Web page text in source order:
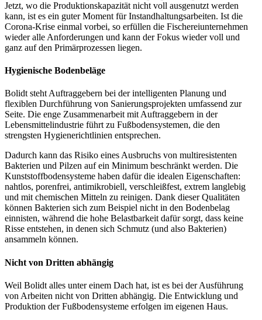
Jetzt, wo die Produktionskapazität nicht voll ausgenutzt werden
kann, ist es ein guter Moment für Instandhaltungsarbeiten. Ist die
Corona-Krise einmal vorbei, so erfüllen die Fischereiunternehmen
wieder alle Anforderungen und kann der Fokus wieder voll und
ganz auf den Primärprozessen liegen.
Hygienische Bodenbeläge
Bolidt steht Auftraggebern bei der intelligenten Planung und
flexiblen Durchführung von Sanierungsprojekten umfassend zur
Seite. Die enge Zusammenarbeit mit Auftraggebern in der
Lebensmittelindustrie führt zu Fußbodensystemen, die den
strengsten Hygienerichtlinien entsprechen.
Dadurch kann das Risiko eines Ausbruchs von multiresistenten
Bakterien und Pilzen auf ein Minimum beschränkt werden. Die
Kunststoffbodensysteme haben dafür die idealen Eigenschaften:
nahtlos, porenfrei, antimikrobiell, verschleißfest, extrem langlebig
und mit chemischen Mitteln zu reinigen. Dank dieser Qualitäten
können Bakterien sich zum Beispiel nicht in den Bodenbelag
einnisten, während die hohe Belastbarkeit dafür sorgt, dass keine
Risse entstehen, in denen sich Schmutz (und also Bakterien)
ansammeln können.
Nicht von Dritten abhängig
Weil Bolidt alles unter einem Dach hat, ist es bei der Ausführung
von Arbeiten nicht von Dritten abhängig. Die Entwicklung und
Produktion der Fußbodensysteme erfolgen im eigenen Haus.